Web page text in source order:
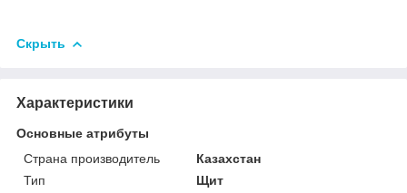
Скрыть
Характеристики
Основные атрибуты
Страна производитель
Казахстан
Тип
Щит